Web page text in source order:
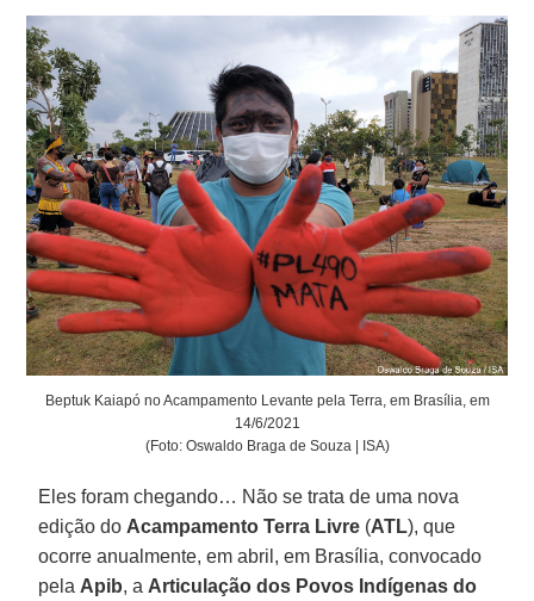
Beptuk Kaiapó no Acampamento Levante pela Terra, em Brasília, em
14/6/2021
(Foto: Oswaldo Braga de Souza | ISA)
Eles foram chegando… Não se trata de uma nova
edição do Acampamento Terra Livre (ATL), que
ocorre anualmente, em abril, em Brasília, convocado
pela Apib, a Articulação dos Povos Indígenas do